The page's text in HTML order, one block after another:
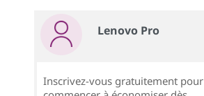
Lenovo Pro
Inscrivez-vous gratuitement pour